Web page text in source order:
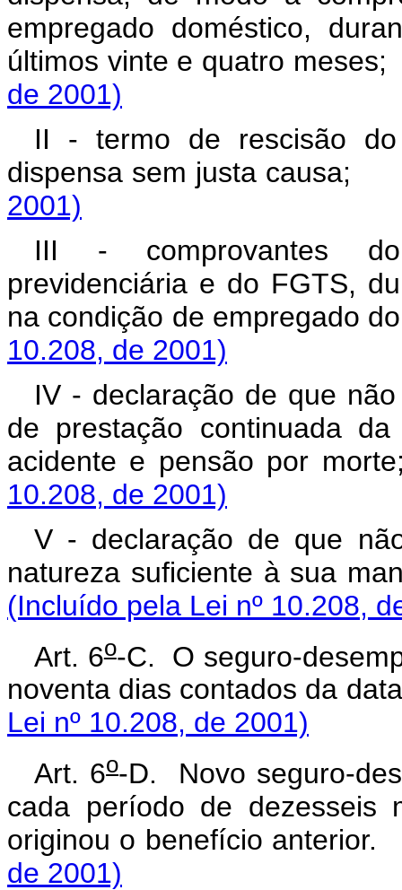
empregado doméstico,
últimos vinte e quatro
de 2001)
II - termo de rescisão
dispensa sem justa
2001)
III - comprovantes do
previdenciária e do FGTS,
na condição de
10.208, de 2001)
IV - declaração de que
de prestação continuada
acidente e pensão
10.208, de 2001)
V - declaração de que
natureza suficiente à
(Incluído pela Lei nº 10.208,
Art. 6o-C. O seguro-
noventa dias contados
Lei nº 10.208, de 2001)
Art. 6o-D. Novo seguro-
cada período de dezesseis
originou o benefício
de 2001)